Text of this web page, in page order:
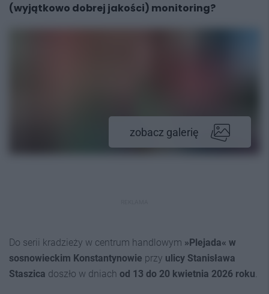
(wyjątkowo dobrej jakości) monitoring?
zobacz galerię
Do serii kradzieży w centrum handlowym »Plejada« w
sosnowieckim Konstantynowie przy ulicy Stanisława
Staszica doszło w dniach od 13 do 20 kwietnia 2026 roku.